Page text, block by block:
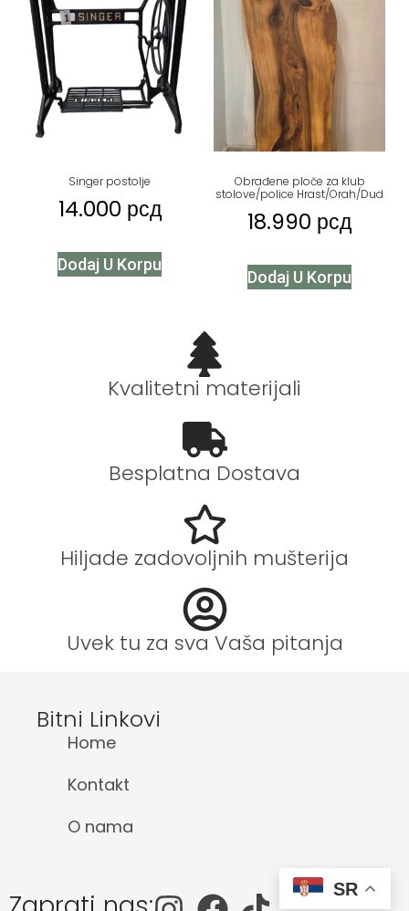
Singer postolje
14.000 рсд
Dodaj U Korpu
Obrađene ploče za klub
stolove/police Hrast/Orah/Dud
18.990 рсд
Dodaj U Korpu
Kvalitetni materijali
Besplatna Dostava
Hiljade zadovoljnih mušterija
Uvek tu za sva Vaša pitanja
Bitni Linkovi
Home
Kontakt
O nama
SR